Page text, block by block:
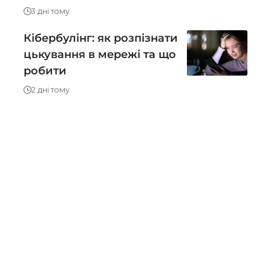
3 дні тому
Кібербулінг: як розпізнати
цькування в мережі та що
робити
2 дні тому